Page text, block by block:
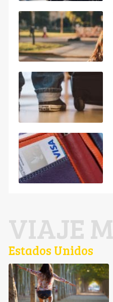
VIAJE
Estados Unidos